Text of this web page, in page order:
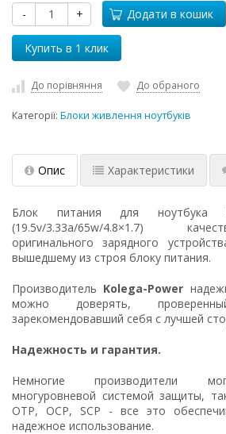
- + Додати в кошик
До порівняння До обраного
Категорії: Блоки живлення ноутбуків
Опис Характеристики
Блок питания для ноутбука
(19.5v/3.33a/65w/4.8×1.7)
оригинального зарядного
вышедшему из строя блоку питания.
Производитель Kolega-Power
можно доверять,
зарекомендовавший себя с лучшей
Надежность и гарантия.
Немногие производители
многуровневой системой защиты,
OTP, OCP, SCP - все это
надежное использование.